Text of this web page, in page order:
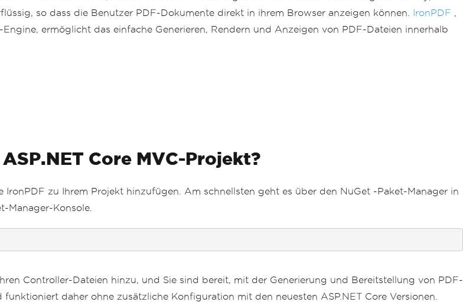
so dass die Benutzer PDF-Dokumente direkt in ihrem Browser anzeigen können. IronPDF ,
ermöglicht das einfache Generieren, Rendern und Anzeigen von PDF-Dateien innerhalb
Core MVC-Projekt?
IronPDF zu Ihrem Projekt hinzufügen. Am schnellsten geht es über den NuGet -Paket-Manager in
Manager-Konsole.
Controller-Dateien hinzu, und Sie sind bereit, mit der Generierung und Bereitstellung von PDF-
daher ohne zusätzliche Konfiguration mit den neuesten ASP.NET Core Versionen.